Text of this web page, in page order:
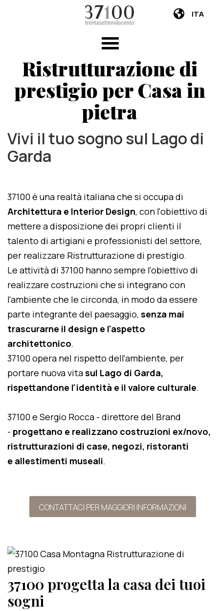
ITA
Ristrutturazione di
prestigio per Casa in
pietra
Vivi il tuo sogno sul Lago di
Garda
37100 è una realtà italiana che si occupa di
Architettura e Interior Design, con l'obiettivo di
mettere a disposizione dei propri clienti il
talento di artigiani e professionisti del settore,
per realizzare Ristrutturazione di prestigio.
Le attività di 37100 hanno sempre l'obiettivo di
realizzare costruzioni che si integrano con
l'ambiente che le circonda, in modo da essere
parte integrante del paesaggio, senza mai
trascurarne il design e l'aspetto
architettonico.
37100 opera nel rispetto dell'ambiente, per
portare nuova vitasul Lago di Garda,
rispettandone l'identità e il valore culturale.
37100 e Sergio Rocca - direttore del Brand
- progettano e realizzano costruzioni ex/novo,
ristrutturazioni di case, negozi, ristoranti
e allestimenti museali.
CONTATTACI PER MAGGIORI INFORMAZIONI
37100 progetta la casa dei tuoi
sogni